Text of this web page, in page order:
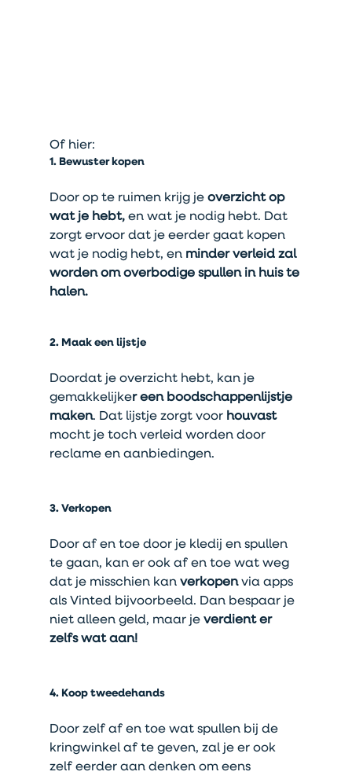
Of hier:
1. Bewuster kopen
Door op te ruimen krijg je overzicht op
wat je hebt, en wat je nodig hebt. Dat
zorgt ervoor dat je eerder gaat kopen
wat je nodig hebt, en minder verleid zal
worden om overbodige spullen in huis te
halen.
2. Maak een lijstje
Doordat je overzicht hebt, kan je
gemakkelijker een boodschappenlijstje
maken. Dat lijstje zorgt voor houvast
mocht je toch verleid worden door
reclame en aanbiedingen.
3. Verkopen
Door af en toe door je kledij en spullen
te gaan, kan er ook af en toe wat weg
dat je misschien kan verkopen via apps
als Vinted bijvoorbeeld. Dan bespaar je
niet alleen geld, maar je verdient er
zelfs wat aan!
4. Koop tweedehands
Door zelf af en toe wat spullen bij de
kringwinkel af te geven, zal je er ook
zelf eerder aan denken om eens